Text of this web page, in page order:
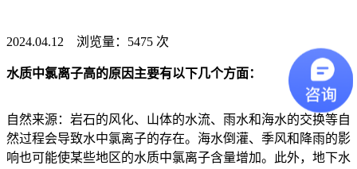
2024.04.12 浏览量：5475 次
水质中氯离子高的原因主要有以下几个方面：
自然来源：岩石的风化、山体的水流、雨水和海水的交换等自
然过程会导致水中氯离子的存在。海水倒灌、季风和降雨的影
响也可能使某些地区的水质中氯离子含量增加。此外，地下水